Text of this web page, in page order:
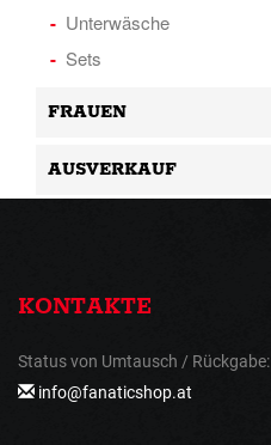
Unterwäsche
Sets
FRAUEN
AUSVERKAUF
KONTAKTE
Status von Umtausch / Rückgabe:
info@fanaticshop.at